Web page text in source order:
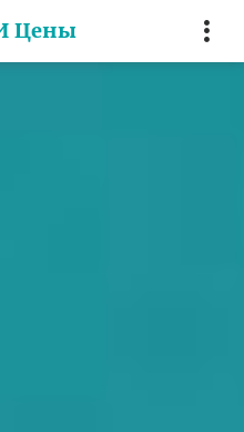
Цены